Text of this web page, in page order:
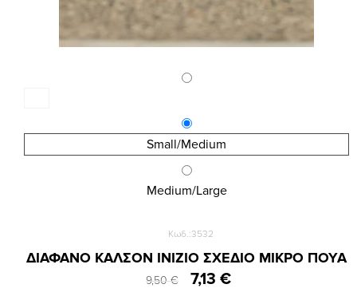
Small/Medium
Medium/Large
Κωδ.:3532
ΔΙΑΦΑΝΟ ΚΑΛΣΟΝ INIZIO ΣΧΕΔΙΟ ΜΙΚΡΟ ΠΟΥΑ
9,50 € 7,13 €